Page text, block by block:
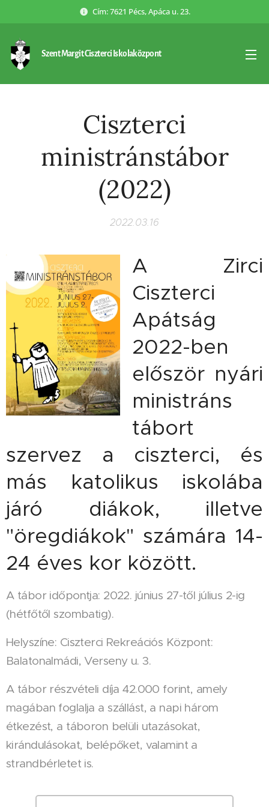
Cím: 7621 Pécs, Apáca u. 23.
Szent Margit Ciszterci Iskolaközpont
Ciszterci
ministránstábor
(2022)
2022.03.16
A Zirci
Ciszterci
Apátság
2022-ben
először nyári
ministráns
tábort
szervez a ciszterci, és
más katolikus iskolába
járó diákok, illetve
"öregdiákok" számára 14-
24 éves kor között.
A tábor időpontja: 2022. június 27-től július 2-ig
(hétfőtől szombatig).
Helyszíne: Ciszterci Rekreációs Központ:
Balatonalmádi, Verseny u. 3.
A tábor részvételi díja 42.000 forint, amely
magában foglalja a szállást, a napi három
étkezést, a táboron belüli utazásokat,
kirándulásokat, belépőket, valamint a
strandbérletet is.